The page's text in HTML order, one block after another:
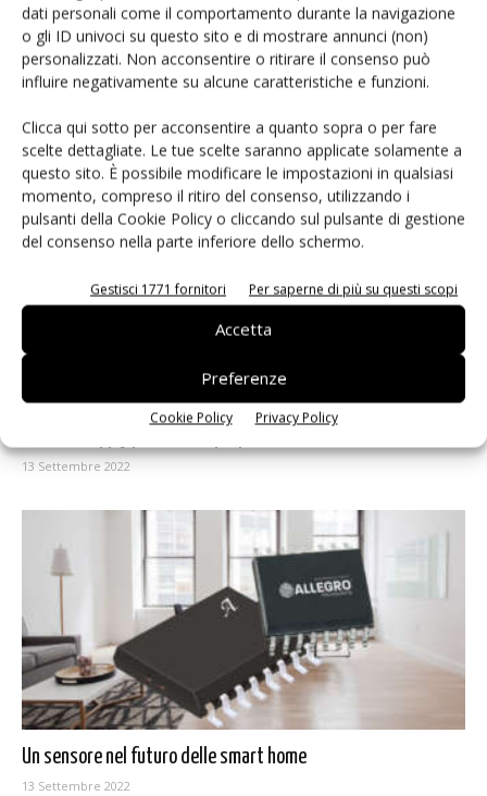
dati personali come il comportamento durante la navigazione
o gli ID univoci su questo sito e di mostrare annunci (non)
personalizzati. Non acconsentire o ritirare il consenso può
influire negativamente su alcune caratteristiche e funzioni.
Clicca qui sotto per acconsentire a quanto sopra o per fare
scelte dettagliate. Le tue scelte saranno applicate solamente a
questo sito. È possibile modificare le impostazioni in qualsiasi
momento, compreso il ritiro del consenso, utilizzando i
pulsanti della Cookie Policy o cliccando sul pulsante di gestione
del consenso nella parte inferiore dello schermo.
Gestisci 1771 fornitori Per saperne di più su questi scopi
Accetta
Preferenze
Cookie Policy Privacy Policy
Da Orvem antenne per quasiasi applicazione
30 Ottobre 2022
13 Settembre 2022
Un sensore nel futuro delle smart home
13 Settembre 2022